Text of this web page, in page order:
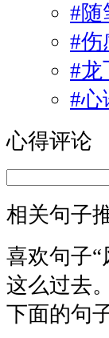
#随
#伤
#龙
#心
心得评论
相关句子
喜欢句子“
这么过去
下面的句